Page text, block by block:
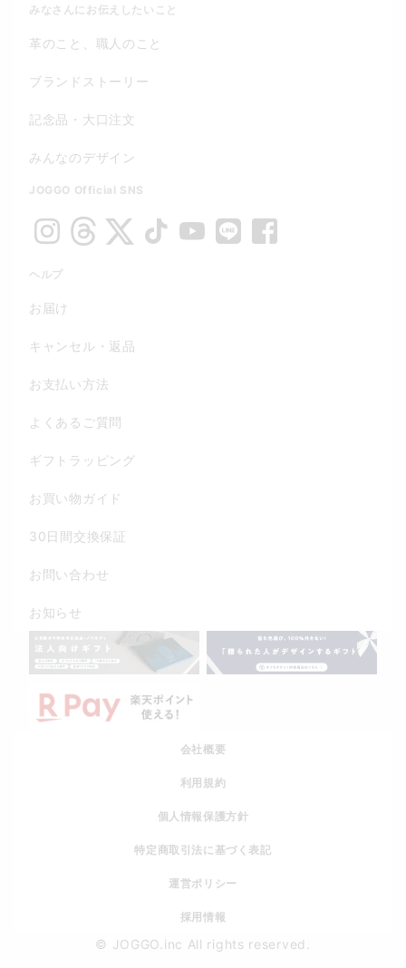
みなさんにお伝えしたいこと
革のこと、職人のこと
ブランドストーリー
記念品・大口注文
みんなのデザイン
JOGGO Official SNS
ヘルプ
お届け
キャンセル・返品
お支払い方法
よくあるご質問
ギフトラッピング
お買い物ガイド
30日間交換保証
お問い合わせ
お知らせ
会社概要
利用規約
個人情報保護方針
特定商取引法に基づく表記
運営ポリシー
採用情報
© JOGGO.inc All rights reserved.